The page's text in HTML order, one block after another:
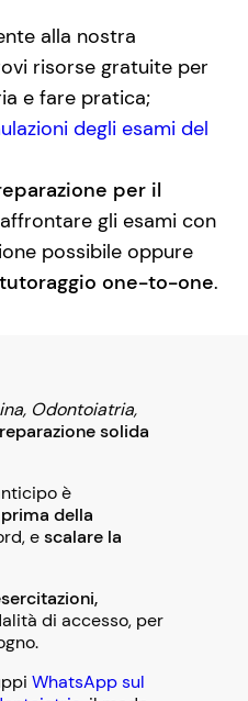
alla nostra
risorse gratuite per
e fare pratica;
degli esami del
per il
gli esami con
possibile oppure
one-to-one.
Odontoiatria,
solida
è
della
escalare la
di accesso, per
WhatsApp sul